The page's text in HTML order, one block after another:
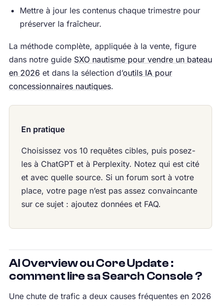
Mettre à jour les contenus chaque trimestre pour
préserver la fraîcheur.
La méthode complète, appliquée à la vente, figure
dans notre guide SXO nautisme pour vendre un bateau
en 2026 et dans la sélection d’outils IA pour
concessionnaires nautiques.
En pratique
Choisissez vos 10 requêtes cibles, puis posez-
les à ChatGPT et à Perplexity. Notez qui est cité
et avec quelle source. Si un forum sort à votre
place, votre page n’est pas assez convaincante
sur ce sujet : ajoutez données et FAQ.
AI Overview ou Core Update :
comment lire sa Search Console ?
Une chute de trafic a deux causes fréquentes en 2026